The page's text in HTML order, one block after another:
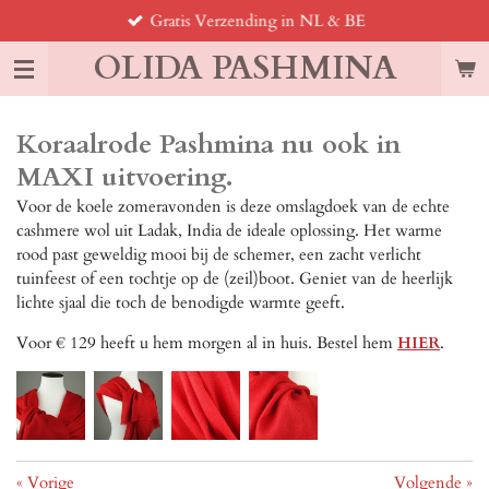
direct
naar
de
OLIDA PASHMINA
Gratis Verzending in NL & BE
Koraalrode Pashmina nu ook in
MAXI uitvoering.
Voor de koele zomeravonden is deze omslagdoek van de echte
cashmere wol uit Ladak, India de ideale oplossing. Het warme
rood past geweldig mooi bij de schemer, een zacht verlicht
tuinfeest of een tochtje op de (zeil)boot. Geniet van de heerlijk
lichte sjaal die toch de benodigde warmte geeft.
Voor € 129 heeft u hem morgen al in huis. Bestel hem HIER.
« Vorige Volgende »